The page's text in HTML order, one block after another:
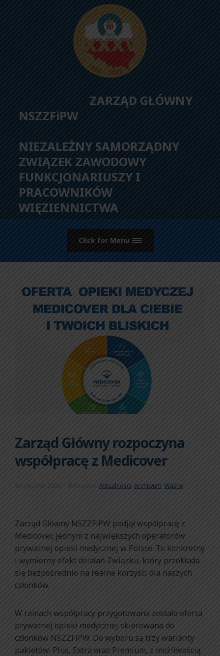
ZARZĄD GŁÓWNY
NSZZFiPW
NIEZALEŻNY SAMORZĄDNY
ZWIĄZEK ZAWODOWY
FUNKCJONARIUSZY I
PRACOWNIKÓW
WIĘZIENNICTWA
Click for Menu
Zarząd Główny rozpoczyna
współpracę z Medicover
30 stycznia 2026 Kategorie: Aktualności, Archiwum Ważne
Zarząd Główny NSZZFiPW podjął współpracę z
Medicover, jednym z największych operatorów
prywatnej opieki medycznej w Polsce. To konkretny
i wymierny efekt działań Związku, który przekłada
się bezpośrednio na realne korzyści dla naszych
członków.
W ramach współpracy przygotowana została oferta
prywatnej opieki medycznej skierowana do
członków NSZZFiPW. Do wyboru są trzy warianty
pakietów: Plus, Extra oraz Premium, z możliwością